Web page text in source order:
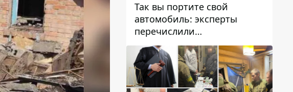
Так вы портите свой
автомобиль: эксперты
перечислили
распространенные
привычки водителей,
которые на самом деле
вредят машине